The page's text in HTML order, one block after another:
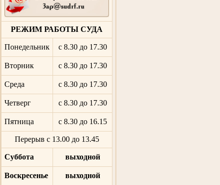
РЕЖИМ РАБОТЫ СУДА
Понедельник с 8.30 до 17.30
Вторник с 8.30 до 17.30
Среда с 8.30 до 17.30
Четверг с 8.30 до 17.30
Пятница с 8.30 до 16.15
Перерыв с 13.00 до 13.45
Суббота выходной
Воскресенье выходной